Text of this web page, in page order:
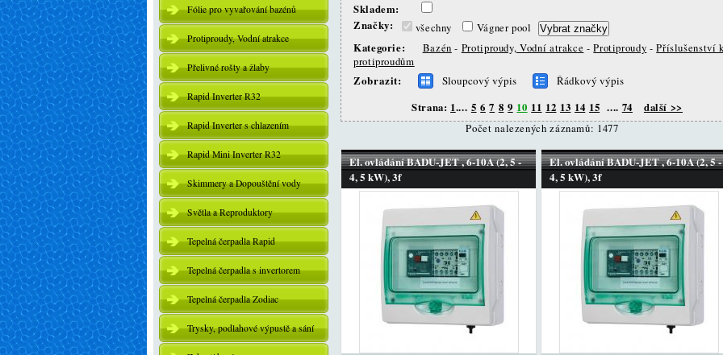
Fólie pro vyvařování bazénů
Protiproudy, Vodní atrakce
Přelivné rošty a žlaby
Rapid Inverter R32
Rapid Inverter s chlazením
Rapid Mini Inverter R32
Skimmery a Dopouštění vody
Světla a Reproduktory
Tepelná čerpadla Rapid
Tepelná čerpadla s invertorem
Tepelná čerpadla Zodiac
Trysky, podlahové výpustě a sání
Skladem:
Značky:
všechny
Vágner pool
Kategorie:
Bazén - Protiproudy, Vodní atrakce -Protiproudy -Příslušenství
protiproudům
Zobrazit: Sloupcový výpis
Řádkový výpis
Strana: 1.... 5 6 7 8 9 10 11 12 13 14 15 .... 74
další >>
Počet nalezených záznamů: 1477
El. ovládání BADU-JET , 6-10A (2, 5 -
4, 5 kW), 3f
El. ovládání BADU-JET , 6-10A (2, 5 -
4, 5 kW), 3f